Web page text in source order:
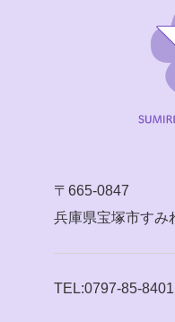
〒665-0847
兵庫県宝塚市すみ
TEL:0797-85-8401